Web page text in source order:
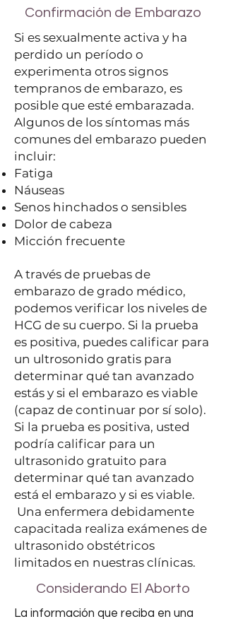
Confirmación de Embarazo
Si es sexualmente activa y ha
perdido un período o
experimenta otros signos
tempranos de embarazo, es
posible que esté embarazada.
Algunos de los síntomas más
comunes del embarazo pueden
incluir:
Fatiga
Náuseas
Senos hinchados o sensibles
Dolor de cabeza
Micción frecuente
A través de pruebas de
embarazo de grado médico,
podemos verificar los niveles de
HCG de su cuerpo. Si la prueba
es positiva, puedes calificar para
un ultrosonido gratis para
determinar qué tan avanzado
estás y si el embarazo es viable
(capaz de continuar por sí solo).
Si la prueba es positiva, usted
podría calificar para un
ultrasonido gratuito para
determinar qué tan avanzado
está el embarazo y si es viable.
Una enfermera debidamente
capacitada realiza exámenes de
ultrasonido obstétricos
limitados en nuestras clínicas.
Considerando El Aborto
La información que reciba en una